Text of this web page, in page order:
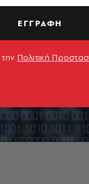
ΕΓΓΡΑΦΗ
Πολιτική